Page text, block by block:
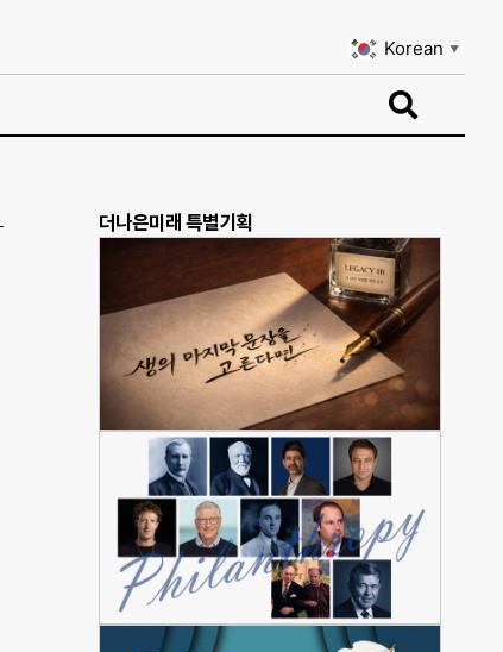
Korean ▼
더나은미래 특별기획